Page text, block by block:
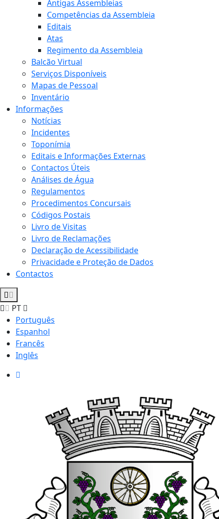
Antigas Assembleias
Competências da Assembleia
Editais
Atas
Regimento da Assembleia
Balcão Virtual
Serviços Disponíveis
Mapas de Pessoal
Inventário
Informações
Notícias
Incidentes
Toponímia
Editais e Informações Externas
Contactos Úteis
Análises de Água
Regulamentos
Procedimentos Concursais
Códigos Postais
Livro de Visitas
Livro de Reclamações
Declaração de Acessibilidade
Privacidade e Proteção de Dados
Contactos
PT
Português
Espanhol
Francês
Inglês